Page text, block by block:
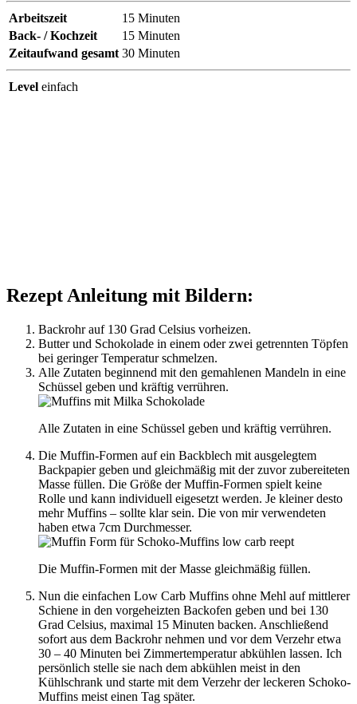
Arbeitszeit 15 Minuten
Back- / Kochzeit
15 Minuten
Zeitaufwand gesamt 30 Minuten
Level einfach
Rezept Anleitung mit Bildern:
Backrohr auf 130 Grad Celsius vorheizen.
Butter und Schokolade in einem oder zwei getrennten Töpfen
bei geringer Temperatur schmelzen.
Alle Zutaten beginnend mit den gemahlenen Mandeln in eine
Schüssel geben und kräftig verrühren.
Alle Zutaten in eine Schüssel geben und kräftig verrühren.
Die Muffin-Formen auf ein Backblech mit ausgelegtem
Backpapier geben und gleichmäßig mit der zuvor zubereiteten
Masse füllen. Die Größe der Muffin-Formen spielt keine
Rolle und kann individuell eigesetzt werden. Je kleiner desto
mehr Muffins – sollte klar sein. Die von mir verwendeten
haben etwa 7cm Durchmesser.
Die Muffin-Formen mit der Masse gleichmäßig füllen.
Nun die einfachen Low Carb Muffins ohne Mehl auf mittlerer
Schiene in den vorgeheizten Backofen geben und bei 130
Grad Celsius, maximal 15 Minuten backen. Anschließend
sofort aus dem Backrohr nehmen und vor dem Verzehr etwa
30 – 40 Minuten bei Zimmertemperatur abkühlen lassen. Ich
persönlich stelle sie nach dem abkühlen meist in den
Kühlschrank und starte mit dem Verzehr der leckeren Schoko-
Muffins meist einen Tag später.